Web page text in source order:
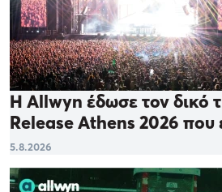
Η Allwyn έδωσε τον δικό
Release Athens 2026 που
5.8.2026